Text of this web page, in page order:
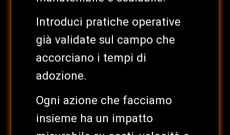
Introduci pratiche operative
già validate sul campo che
accorciano i tempi di
adozione.
Ogni azione che facciamo
insieme ha un impatto